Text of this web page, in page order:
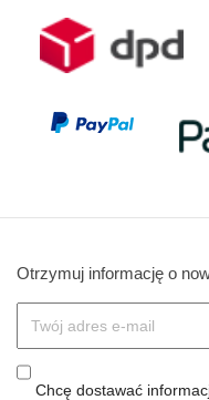
Otrzymuj informację o
Chcę dostawać